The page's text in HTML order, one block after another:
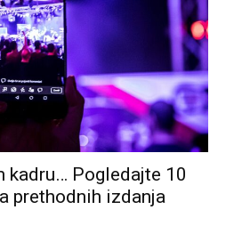
kadru… Pogledajte 10
prethodnih izdanja